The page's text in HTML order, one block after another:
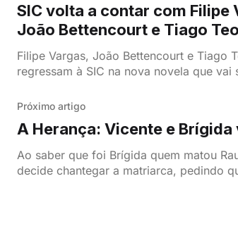
SIC volta a contar com Filipe
João Bettencourt e Tiago
Pereira
Filipe Vargas, João Bettencourt e Tiago
regressam à SIC na nova novela que vai
Próximo artigo
A Herança: Vicente e Brígida
Ao saber que foi Brígida quem matou
decide chantegar a matriarca, pedindo